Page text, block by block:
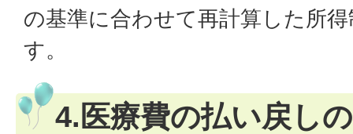
の基準に合わせて再計算した所
す。
4.医療費の払い戻し